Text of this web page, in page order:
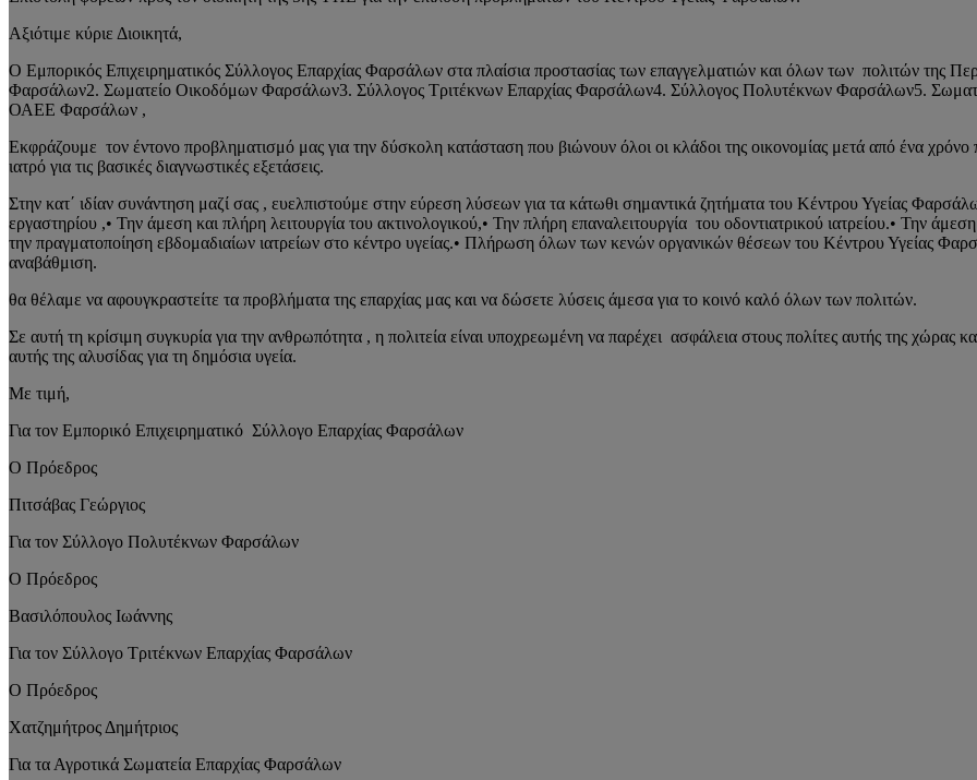
Αξιότιμε κύριε Διοικητά,
Ο Εμπορικός Επιχειρηματικός Σύλλογος Επαρχίας Φαρσάλων στα πλαίσια προστασίας των επαγγελματιών και όλων των πολιτών της
Φαρσάλων2. Σωματείο Οικοδόμων Φαρσάλων3. Σύλλογος Τριτέκνων Επαρχίας Φαρσάλων4. Σύλλογος Πολυτέκνων Φαρσάλων5.
ΟΑΕΕ Φαρσάλων ,
Εκφράζουμε τον έντονο προβληματισμό μας για την δύσκολη κατάσταση που βιώνουν όλοι οι κλάδοι της οικονομίας μετά από ένα χρόνο
ιατρό για τις βασικές διαγνωστικές εξετάσεις.
Στην κατ΄ ιδίαν συνάντηση μαζί σας , ευελπιστούμε στην εύρεση λύσεων για τα κάτωθι σημαντικά ζητήματα του Κέντρου Υγείας
εργαστηρίου ,• Την άμεση και πλήρη λειτουργία του ακτινολογικού,• Την πλήρη επαναλειτουργία του οδοντιατρικού ιατρείου.• Την
την πραγματοποίηση εβδομαδιαίων ιατρείων στο κέντρο υγείας.• Πλήρωση όλων των κενών οργανικών θέσεων του Κέντρου Υγείας
αναβάθμιση.
θα θέλαμε να αφουγκραστείτε τα προβλήματα της επαρχίας μας και να δώσετε λύσεις άμεσα για το κοινό καλό όλων των πολιτών.
Σε αυτή τη κρίσιμη συγκυρία για την ανθρωπότητα , η πολιτεία είναι υποχρεωμένη να παρέχει ασφάλεια στους πολίτες αυτής της χώρας
αυτής της αλυσίδας για τη δημόσια υγεία.
Με τιμή,
Για τον Εμπορικό Επιχειρηματικό Σύλλογο Επαρχίας Φαρσάλων
Ο Πρόεδρος
Πιτσάβας Γεώργιος
Για τον Σύλλογο Πολυτέκνων Φαρσάλων
Ο Πρόεδρος
Βασιλόπουλος Ιωάννης
Για τον Σύλλογο Τριτέκνων Επαρχίας Φαρσάλων
Ο Πρόεδρος
Χατζημήτρος Δημήτριος
Για τα Αγροτικά Σωματεία Επαρχίας Φαρσάλων